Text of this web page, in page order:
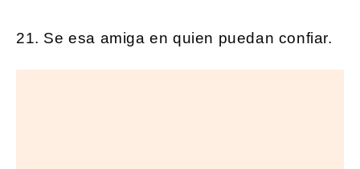
21. Se esa amiga en quien puedan confiar.